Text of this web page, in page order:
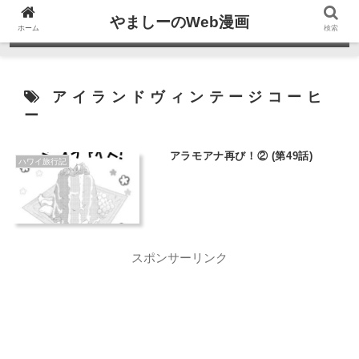
アイランドヴィンテージコーヒ
ー
ハワイ旅行記 アラモアナ再び！② (第49話)
スポンサーリンク
ホーム やましーのWeb漫画 検索